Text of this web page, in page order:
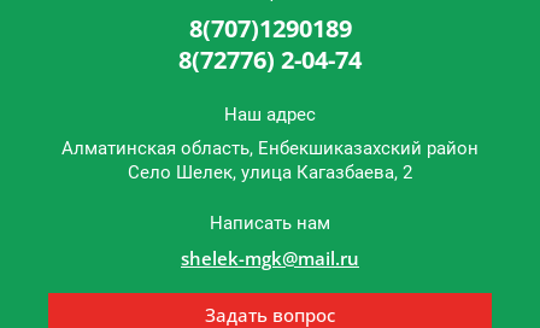
8(707)1290189
8(72776) 2-04-74
Наш адрес
Алматинская область, Енбекшиказахский район
Cело Шелек, улица Кагазбаева, 2
Написать нам
shelek-mgk@mail.ru
Задать вопрос